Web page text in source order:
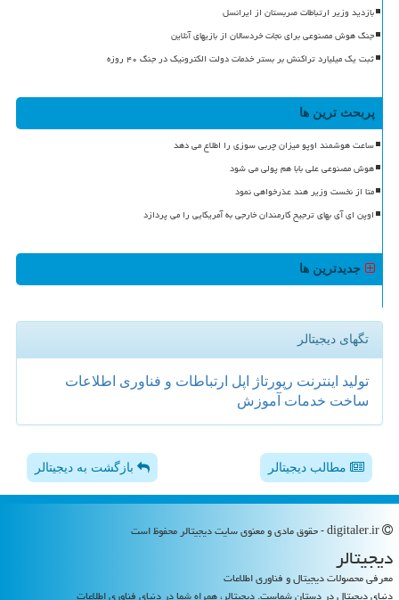
بازدید وزیر ارتباطات صربستان از ایرانسل
جنگ هوش مصنوعی برای نجات خردسالان از بازیهای آنلاین
ثبت یک میلیارد تراکنش بر بستر خدمات دولت الکترونیک در جنگ ۴۰ روزه
پربحث ترین ها
ساعت هوشمند اوپو میزان چربی سوزی را اطلاع می دهد
هوش مصنوعی علی بابا هم پولی می شود
متا از نخست وزیر هند عذرخواهی نمود
اوپن ای آی بهای ترجیح کارمندان خارجی به آمریکایی را می پردازد
جدیدترین ها
تگهای دیجیتالر
تولید اینترنت رپورتاژ اپل ارتباطات و فناوری اطلاعات
ساخت خدمات آموزش
مطالب دیجیتالر بازگشت به دیجیتالر
دیجیتالر
معرفی محصولات دیجیتال و فناوری اطلاعات
دنیای دیجیتال در دستان شماست. دیجیتالر، همراه شما در دنیای فناوری اطلاعات